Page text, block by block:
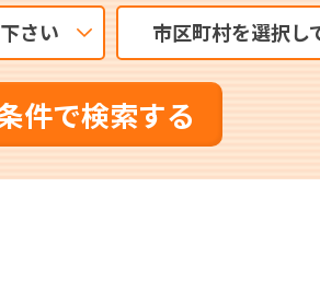
さい 市区町村を選択し
件で検索する